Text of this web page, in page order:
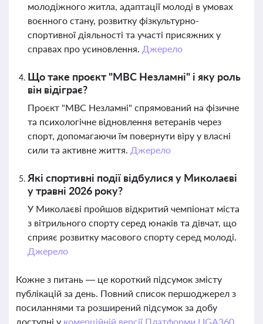
молодіжного житла, адаптації молоді в умовах
воєнного стану, розвитку фізкультурно-
спортивної діяльності та участі присяжних у
справах про усиновлення. Джерело
Що таке проєкт "МВС Незламні" і яку роль
він відіграє?
Проєкт "МВС Незламні" спрямований на фізичне
та психологічне відновлення ветеранів через
спорт, допомагаючи їм повернути віру у власні
сили та активне життя. Джерело
Які спортивні події відбулися у Миколаєві
у травні 2026 року?
У Миколаєві пройшов відкритий чемпіонат міста
з вітрильного спорту серед юнаків та дівчат, що
сприяє розвитку масового спорту серед молоді.
Джерело
Кожне з питань — це короткий підсумок змісту
публікацій за день. Повний список першоджерел з
посиланнями та розширений підсумок за добу
доступні у комерційній версії Платформи LIGA360.